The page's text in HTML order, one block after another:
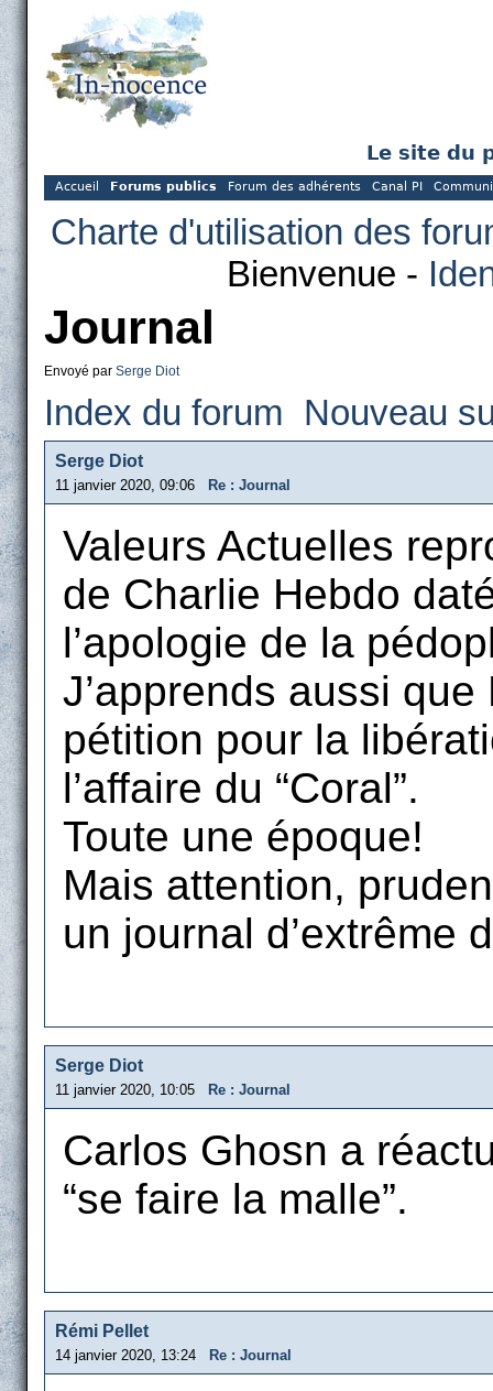
Le site du
Accueil Forums publics Forum des adhérents Canal PI
Charte d'utilisation des
Bienvenue -
Journal
Envoyé par Serge Diot
Index du forum Nouveau
Serge Diot
11 janvier 2020, 09:06 Re : Journal
Valeurs Actuelles
de Charlie Hebdo
l’apologie de la
J’apprends aussi
pétition pour la
l’affaire du “Coral”.
Toute une époque!
Mais attention,
un journal d’extrême
Serge Diot
11 janvier 2020, 10:05 Re : Journal
Carlos Ghosn a
“se faire la malle”.
Rémi Pellet
14 janvier 2020, 13:24 Re : Journal